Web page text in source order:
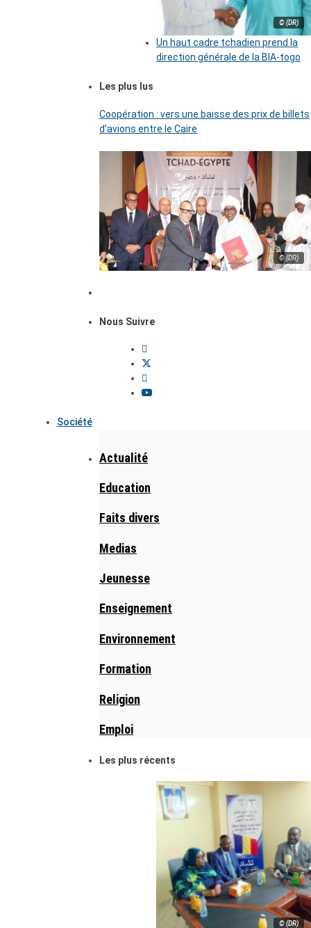
© (DR)
Un haut cadre tchadien prend la
direction générale de la BIA-togo
Les plus lus
Coopération : vers une baisse des prix de billets
d’avions entre le Caire
© (DR)
Nous Suivre
Société
Actualité
Education
Faits divers
Medias
Jeunesse
Enseignement
Environnement
Formation
Religion
Emploi
Les plus récents
© (DR)